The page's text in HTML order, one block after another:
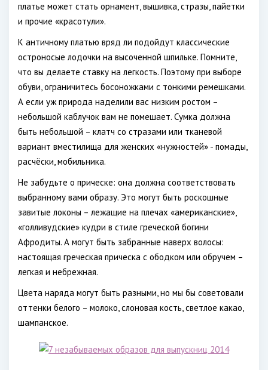
платье может стать орнамент, вышивка, стразы, пайетки
и прочие «красотули».
К античному платью вряд ли подойдут классические
остроносые лодочки на высоченной шпильке. Помните,
что вы делаете ставку на легкость. Поэтому при выборе
обуви, ограничитесь босоножками с тонкими ремешками.
А если уж природа наделили вас низким ростом –
небольшой каблучок вам не помешает. Сумка должна
быть небольшой – клатч со стразами или тканевой
вариант вместилища для женских «нужностей» - помады,
расчёски, мобильника.
Не забудьте о прическе: она должна соответствовать
выбранному вами образу. Это могут быть роскошные
завитые локоны – лежащие на плечах «американские»,
«голливудские» кудри в стиле греческой богини
Афродиты. А могут быть забранные наверх волосы:
настоящая греческая прическа с ободком или обручем –
легкая и небрежная.
Цвета наряда могут быть разными, но мы бы советовали
оттенки белого – молоко, слоновая кость, светлое какао,
шампанское.